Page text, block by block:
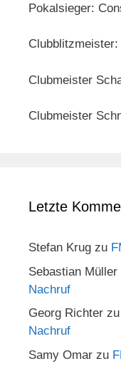
Pokalsieger:
Clubmeister
Clubmeister
Letzte
Stefan Krug zu
Sebastian Müller
Nachruf
Georg Richter zu
Nachruf
Samy Omar zu